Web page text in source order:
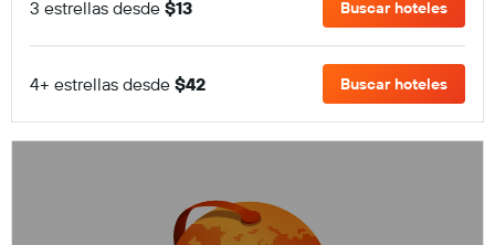
3 estrellas desde $13 Buscar hoteles
4+ estrellas desde $42 Buscar hoteles